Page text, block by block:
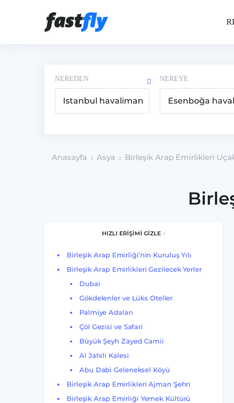
NEREDEN NEREYE
Anasayfa Asya Birleşik Arap Emirlikleri
HIZLI ERİŞİMİ GİZLE
Birleşik Arap Emirliği’nin Kuruluş Yılı
Birleşik Arap Emirlikleri Gezilecek Yerler
Dubai
Gökdelenler ve Lüks Oteller
Palmiye Adaları
Çöl Gezisi ve Safari
Büyük Şeyh Zayed Camii
Al Jahili Kalesi
Abu Dabi Geleneksel Köyü
Birleşik Arap Emirlikleri Ajman Şehri
Birleşik Arap Emirliği Yemek Kültürü